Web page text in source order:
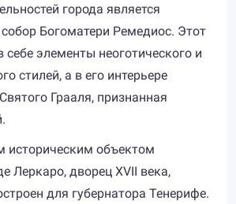
города является
Богоматери Ремедиос. Этот
себе элементы неоготического и
стилей, а в его интерьере
Грааля, признанная
объектом
Леркаро, дворец XVII века,
для губернатора Тенерифе.